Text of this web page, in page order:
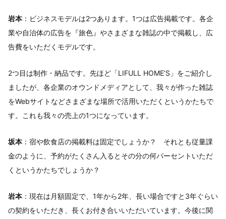
岩本 ：ビジネスモデルは2つあります。1つは広告掲載です。各企
業や自治体の広告を『旅色』やさまざまな雑誌の中で掲載し、広
告費をいただくモデルです。
2つ目は制作・納品です。先ほど「LIFULL HOME’S」をご紹介し
ましたが、各企業のオウンドメディアとして、我々が作った雑誌
をWebサイトなどさまざまな場所で活用いただくというかたちで
す。これも我々の売上の1つになっています。
坂本 ：宿や飲食店の掲載料は固定でしょうか？ それとも従量課
金のように、予約がたくさん入るとその分の何パーセントいただ
くというかたちでしょうか？
岩本 ：現在は月額固定で、1年から2年、長い場合ですと3年ぐらい
の契約をいただき、長くお付き合いいただいています。今後に関